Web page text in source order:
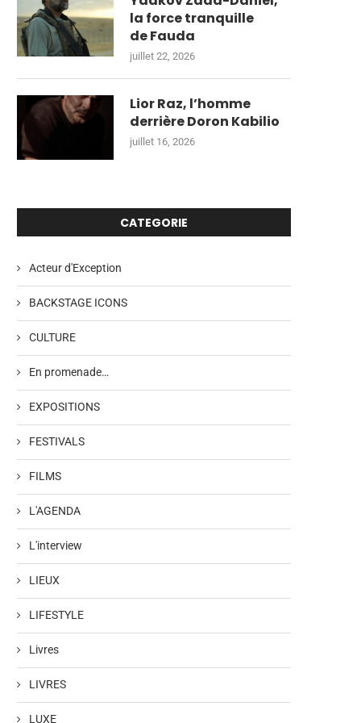
la force tranquille
de Fauda
juillet 22, 2026
Lior Raz, l’homme
derrière Doron Kabilio
juillet 16, 2026
CATEGORIE
Acteur d'Exception
BACKSTAGE ICONS
CULTURE
En promenade…
EXPOSITIONS
FESTIVALS
FILMS
L'AGENDA
L'interview
LIEUX
LIFESTYLE
Livres
LIVRES
LUXE